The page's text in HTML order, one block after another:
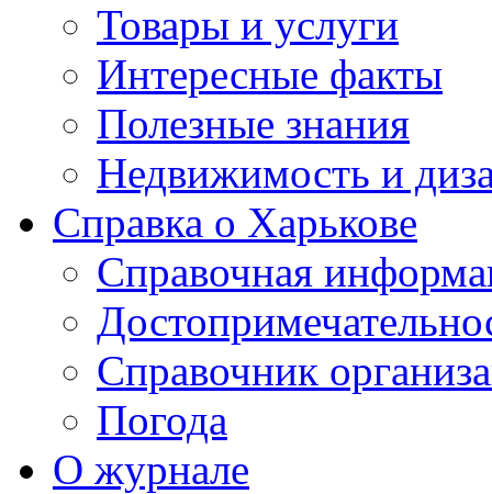
Товары и услуги
Интересные факты
Полезные знания
Недвижимость и
Справка о Харькове
Справочная
Справочник
Погода
О журнале